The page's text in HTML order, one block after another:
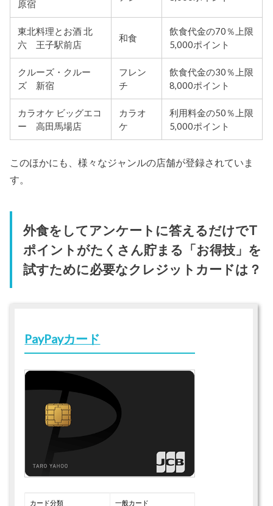
原宿
東北料理とお酒 北
六 王子駅前店
和食
飲食代金の70％上限
5,000ポイント
クルーズ・クルー
ズ 新宿
フレン
チ
飲食代金の30％上限
8,000ポイント
カラオケ ビッグエコ
ー 高田馬場店
カラオ
ケ
利用料金の50％上限
5,000ポイント
このほかにも、様々なジャンルの店舗が登録されていま
す。
外食をしてアンケートに答えるだけでT
ポイントがたくさん貯まる「お得技」を
試すために必要なクレジットカードは？
PayPayカード
カード分類 一般カード